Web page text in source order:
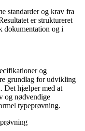
standarder og krav fra
er struktureret
dokumentation og i
og
grundlag for udvikling
Det hjælper med at
og nødvendige
typeprøvning.